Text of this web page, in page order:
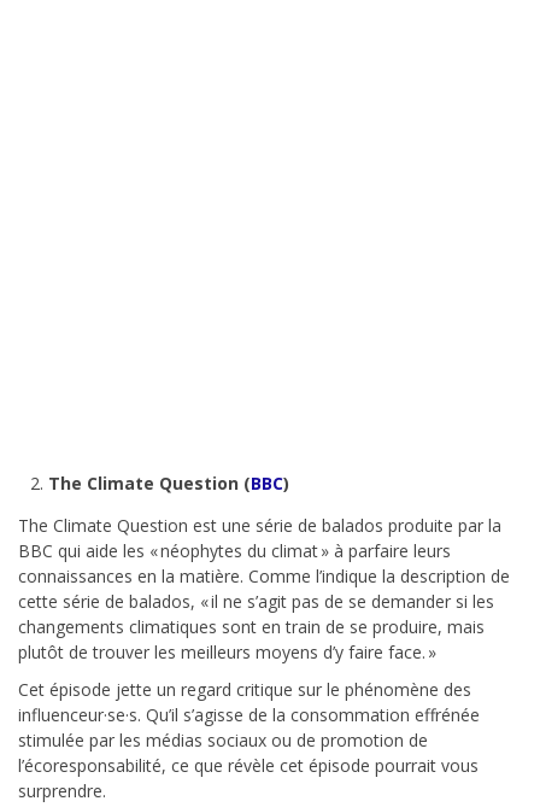
The Climate Question (BBC)
The Climate Question est une série de balados produite par la
BBC qui aide les « néophytes du climat » à parfaire leurs
connaissances en la matière. Comme l’indique la description de
cette série de balados, « il ne s’agit pas de se demander si les
changements climatiques sont en train de se produire, mais
plutôt de trouver les meilleurs moyens d’y faire face. »
Cet épisode jette un regard critique sur le phénomène des
influenceur·se·s. Qu’il s’agisse de la consommation effrénée
stimulée par les médias sociaux ou de promotion de
l’écoresponsabilité, ce que révèle cet épisode pourrait vous
surprendre.